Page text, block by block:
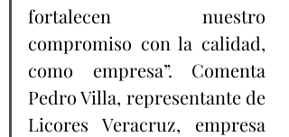
fortalecen nuestro
compromiso con la calidad,
como empresa”. Comenta
Pedro Villa, representante de
Licores Veracruz, empresa